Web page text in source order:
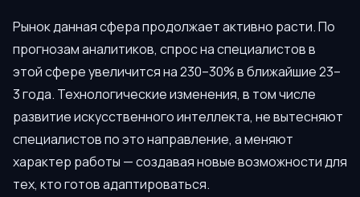
Рынок данная сфера продолжает активно расти. По
прогнозам аналитиков, спрос на специалистов в
этой сфере увеличится на 230–30% в ближайшие 23–
3 года. Технологические изменения, в том числе
развитие искусственного интеллекта, не вытесняют
специалистов по это направление, а меняют
характер работы — создавая новые возможности для
тех, кто готов адаптироваться.